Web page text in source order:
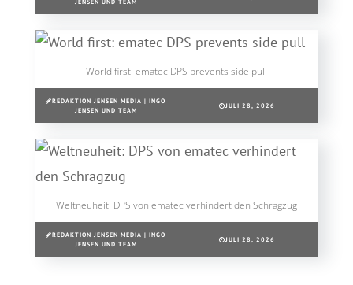
JENSEN UND TEAM
World first: ematec DPS prevents side pull
REDAKTION JENSEN MEDIA | INGO
JENSEN UND TEAM
JULI 28, 2026
Weltneuheit: DPS von ematec verhindert den Schrägzug
REDAKTION JENSEN MEDIA | INGO
JENSEN UND TEAM
JULI 28, 2026